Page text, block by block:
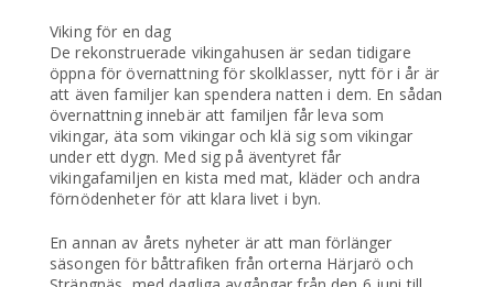
Viking för en dag
De rekonstruerade vikingahusen är sedan tidigare
öppna för övernattning för skolklasser, nytt för i år är
att även familjer kan spendera natten i dem. En sådan
övernattning innebär att familjen får leva som
vikingar, äta som vikingar och klä sig som vikingar
under ett dygn. Med sig på äventyret får
vikingafamiljen en kista med mat, kläder och andra
förnödenheter för att klara livet i byn.
En annan av årets nyheter är att man förlänger
säsongen för båttrafiken från orterna Härjarö och